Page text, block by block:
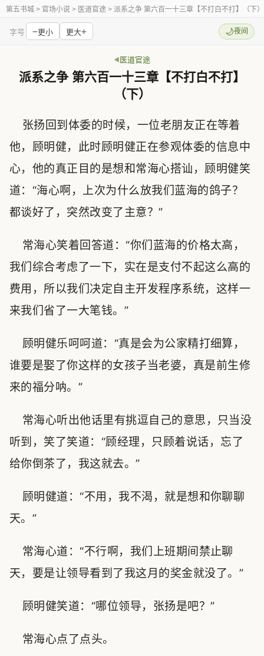
第五书城 > 官场小说 > 医道官途 > 派系之争 第六百一十三章【不打白不打】（下）
字号 −更小 更大+ 🌙夜间
医道官途
派系之争 第六百一十三章【不打白不打】
（下）
张扬回到体委的时候，一位老朋友正在等着
他，顾明健，此时顾明健正在参观体委的信息中
心，他的真正目的是想和常海心搭讪，顾明健笑
道：“海心啊，上次为什么放我们蓝海的鸽子？
都谈好了，突然改变了主意？”
常海心笑着回答道：“你们蓝海的价格太高，
我们综合考虑了一下，实在是支付不起这么高的
费用，所以我们决定自主开发程序系统，这样一
来我们省了一大笔钱。”
顾明健乐呵呵道：“真是会为公家精打细算，
谁要是娶了你这样的女孩子当老婆，真是前生修
来的福分呐。”
常海心听出他话里有挑逗自己的意思，只当没
听到，笑了笑道：“顾经理，只顾着说话，忘了
给你倒茶了，我这就去。”
顾明健道：“不用，我不渴，就是想和你聊聊
天。”
常海心道：“不行啊，我们上班期间禁止聊
天，要是让领导看到了我这月的奖金就没了。”
顾明健笑道：“哪位领导，张扬是吧？”
常海心点了点头。